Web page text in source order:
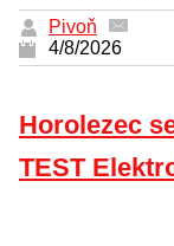
Pivoň
4/8/2026
Horolezec
TEST